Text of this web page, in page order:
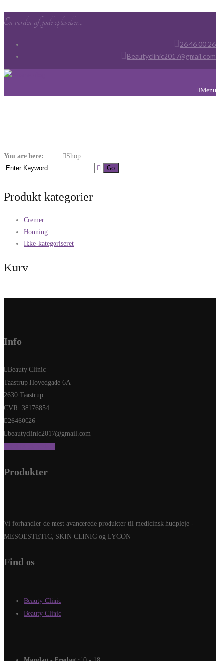
En verden af gode oplevelser...
26 46 00 26
Beautyclinic2017@gmail.com
Menu
You are here: Shop
Produkt kategorier
Cremer
Honning
Ikke-kategoriseret
Kurv
Info
Beauty Clinic
Taastrup Hovedgade 6A
2630 Taastrup
CVR: 38176854
26460026
beautyclinic2017@gmail.com
Produkter
Vi forhandler de mest avancerede produkter til medicinsk hudpleje -
MESOESTETIC, SKIN CLINIC og LYCON
Find os
Beauty Clinic
Beauty Clinic